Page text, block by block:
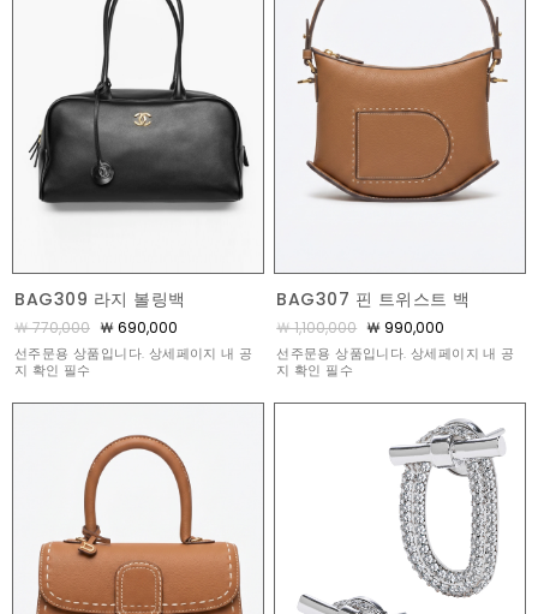
BAG309 라지 볼링백
￦ 770,000 ￦ 690,000
선주문용 상품입니다. 상세페이지 내 공
지 확인 필수
BAG307 핀 트위스트 백
￦ 1,100,000 ￦ 990,000
선주문용 상품입니다. 상세페이지 내 공
지 확인 필수